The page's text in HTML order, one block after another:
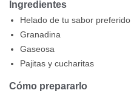
Ingredientes
Helado de tu sabor preferido
Granadina
Gaseosa
Pajitas y cucharitas
Cómo prepararlo